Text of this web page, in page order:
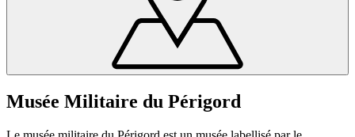
Musée Militaire du Périgord